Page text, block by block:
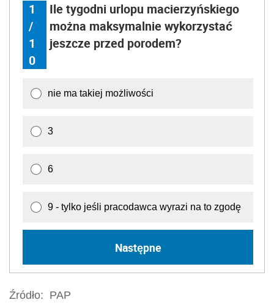
1
/
1
0
Ile tygodni urlopu macierzyńskiego
można maksymalnie wykorzystać
jeszcze przed porodem?
nie ma takiej możliwości
3
6
9 - tylko jeśli pracodawca wyrazi na to zgodę
Następne
Źródło: PAP